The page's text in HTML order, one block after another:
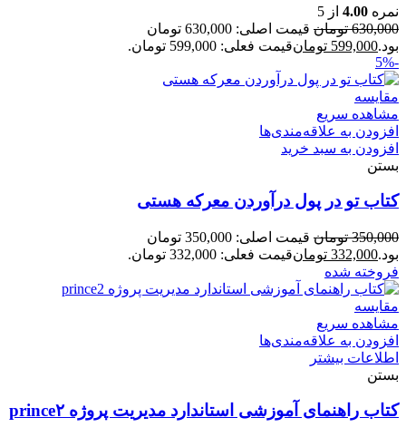
نمره 4.00 از 5
630,000 تومان
قیمت اصلی: 630,000 تومان
بود.599,000 تومانقیمت فعلی: 599,000 تومان.
-5%
مقایسه
مشاهده سریع
افزودن به علاقه‌مندی‌ها
افزودن به سبد خرید
بستن
کتاب تو در پول درآوردن معرکه هستی
350,000 تومان
قیمت اصلی: 350,000 تومان
بود.332,000 تومانقیمت فعلی: 332,000 تومان.
فروخته شده
مقایسه
مشاهده سریع
افزودن به علاقه‌مندی‌ها
اطلاعات بیشتر
بستن
کتاب راهنمای آموزشی استاندارد مدیریت پروژه prince۲